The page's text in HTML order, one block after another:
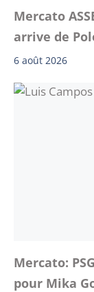
Mercato
arrive de
6 août 2026
Mercato:
pour Mika